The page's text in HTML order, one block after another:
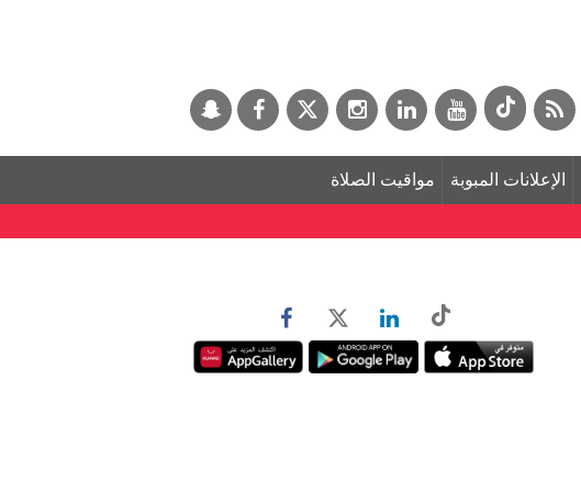
الإعلانات المبوبة مواقيت الصلاة